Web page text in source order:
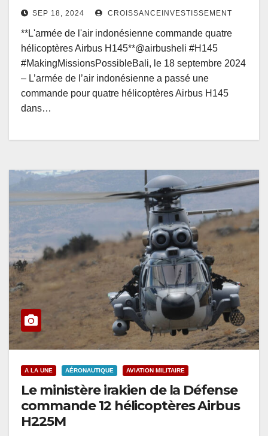
SEP 18, 2024 CROISSANCEINVESTISSEMENT
**L'armée de l'air indonésienne commande quatre
hélicoptères Airbus H145**@airbusheli #H145
#MakingMissionsPossibleBali, le 18 septembre 2024
– L’armée de l’air indonésienne a passé une
commande pour quatre hélicoptères Airbus H145
dans…
A LA UNE AÉRONAUTIQUE AVIATION MILITAIRE
Le ministère irakien de la Défense
commande 12 hélicoptères Airbus
H225M